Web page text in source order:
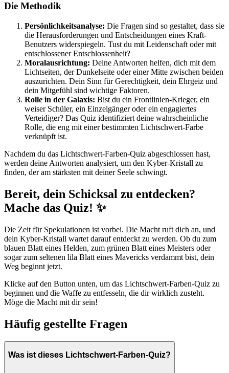
Die Methodik
Persönlichkeitsanalyse: Die Fragen sind so gestaltet, dass sie
die Herausforderungen und Entscheidungen eines Kraft-
Benutzers widerspiegeln. Tust du mit Leidenschaft oder mit
entschlossener Entschlossenheit?
Moralausrichtung: Deine Antworten helfen, dich mit dem
Lichtseiten, der Dunkelseite oder einer Mitte zwischen beiden
auszurichten. Dein Sinn für Gerechtigkeit, dein Ehrgeiz und
dein Mitgefühl sind wichtige Faktoren.
Rolle in der Galaxis: Bist du ein Frontlinien-Krieger, ein
weiser Schüler, ein Einzelgänger oder ein engagiertes
Verteidiger? Das Quiz identifiziert deine wahrscheinliche
Rolle, die eng mit einer bestimmten Lichtschwert-Farbe
verknüpft ist.
Nachdem du das Lichtschwert-Farben-Quiz abgeschlossen hast,
werden deine Antworten analysiert, um den Kyber-Kristall zu
finden, der am stärksten mit deiner Seele schwingt.
Bereit, dein Schicksal zu entdecken?
Mache das Quiz! ✨
Die Zeit für Spekulationen ist vorbei. Die Macht ruft dich an, und
dein Kyber-Kristall wartet darauf entdeckt zu werden. Ob du zum
blauen Blatt eines Helden, zum grünen Blatt eines Meisters oder
sogar zum seltenen lila Blatt eines Mavericks verdammt bist, dein
Weg beginnt jetzt.
Klicke auf den Button unten, um das Lichtschwert-Farben-Quiz zu
beginnen und die Waffe zu entfesseln, die dir wirklich zusteht.
Möge die Macht mit dir sein!
Häufig gestellte Fragen
Was ist dieses Lichtschwert-Farben-Quiz?